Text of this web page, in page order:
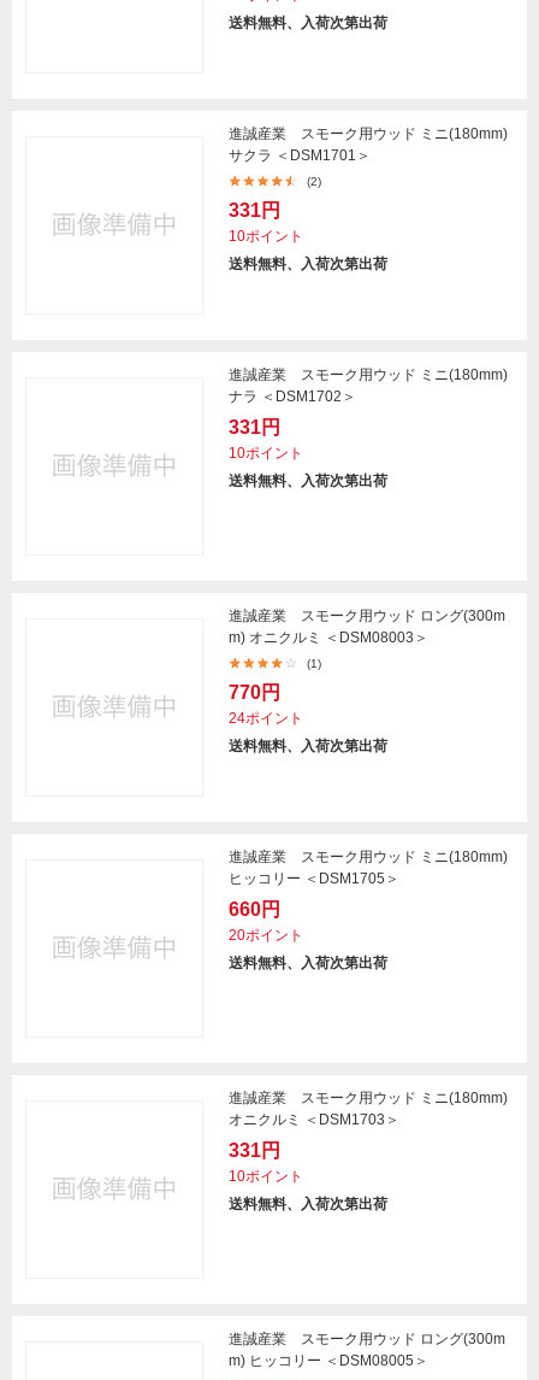
送料無料、入荷次第出荷
進誠産業 スモーク用ウッド ミニ(180mm)
サクラ ＜DSM1701＞
(2)
331円
10ポイント
送料無料、入荷次第出荷
進誠産業 スモーク用ウッド ミニ(180mm)
ナラ ＜DSM1702＞
331円
10ポイント
送料無料、入荷次第出荷
進誠産業 スモーク用ウッド ロング(300m
m) オニクルミ ＜DSM08003＞
(1)
770円
24ポイント
送料無料、入荷次第出荷
進誠産業 スモーク用ウッド ミニ(180mm)
ヒッコリー ＜DSM1705＞
660円
20ポイント
送料無料、入荷次第出荷
進誠産業 スモーク用ウッド ミニ(180mm)
オニクルミ ＜DSM1703＞
331円
10ポイント
送料無料、入荷次第出荷
進誠産業 スモーク用ウッド ロング(300m
m) ヒッコリー ＜DSM08005＞